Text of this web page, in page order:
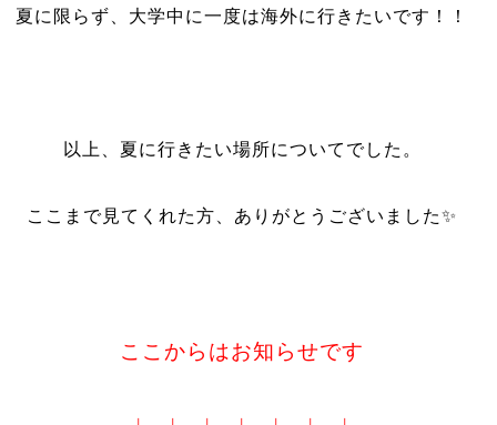
夏に限らず、大学中に一度は海外に行きたいです！！
以上、夏に行きたい場所についてでした。
ここまで見てくれた方、ありがとうございました✨
ここからはお知らせです